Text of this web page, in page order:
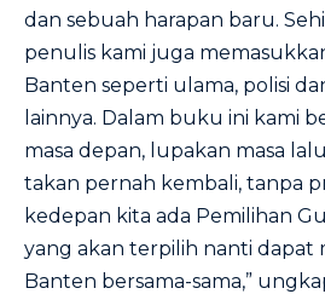
dan sebuah harapan baru.
penulis kami juga
Banten seperti ulama, polisi
lainnya. Dalam buku ini kami
masa depan, lupakan masa
takan pernah kembali, tanpa
kedepan kita ada Pemilihan
yang akan terpilih nanti dapat
Banten bersama-sama,”